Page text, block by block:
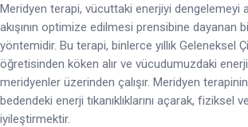
Meridyen terapi, vücuttaki enerjiyi dengelemeyi
akışının optimize edilmesi prensibine dayanan
yöntemidir. Bu terapi, binlerce yıllık Geleneksel Çin
öğretisinden köken alır ve vücudumuzdaki
meridyenler üzerinden çalışır. Meridyen
bedendeki enerji tıkanıklıklarını açarak, fiziksel
iyileştirmektir.